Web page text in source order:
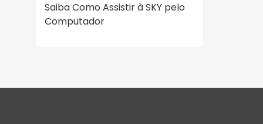
Saiba Como Assistir à SKY pelo
Computador